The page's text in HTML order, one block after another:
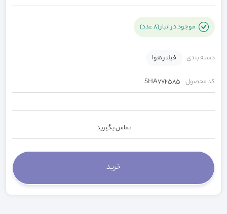
موجود در انبار (8 عدد)
دسته بندی فیلتر هوا
کد محصول SHA772585
تماس بگیرید